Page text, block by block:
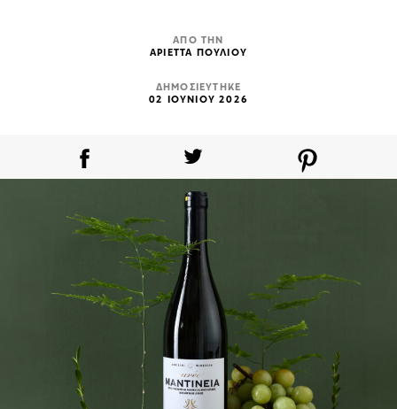
ΑΠΟ ΤΗΝ
ΑΡΙΕΤΤΑ ΠΟΥΛΙΟΥ
ΔΗΜΟΣΙΕΥΤΗΚΕ
02 ΙΟΥΝΙΟΥ 2026